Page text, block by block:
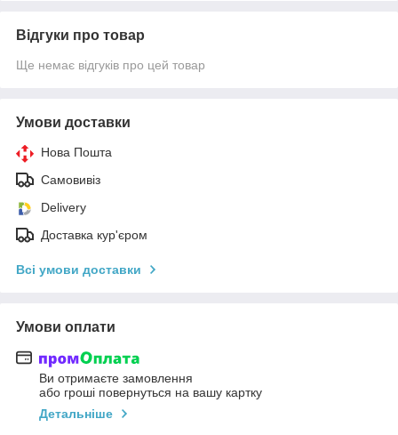
Відгуки про товар
Ще немає відгуків про цей товар
Умови доставки
Нова Пошта
Самовивіз
Delivery
Доставка кур'єром
Всі умови доставки
Умови оплати
Ви отримаєте замовлення
або гроші повернуться на вашу картку
Детальніше